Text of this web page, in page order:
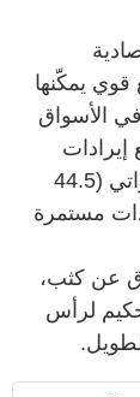
قوي يمكّنها
الأسواق
إيرادات
متراكمة قياسية تبلغ 163.4 مليار درهم إماراتي (44.5
مستمرة
عن كثب،
لرأس